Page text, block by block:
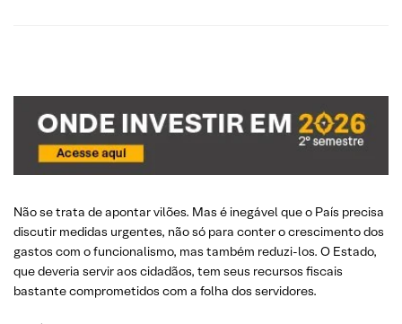
Não se trata de apontar vilões. Mas é inegável que o País precisa
discutir medidas urgentes, não só para conter o crescimento dos
gastos com o funcionalismo, mas também reduzi-los. O Estado,
que deveria servir aos cidadãos, tem seus recursos fiscais
bastante comprometidos com a folha dos servidores.